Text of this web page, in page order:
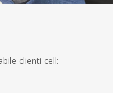
clienti cell: